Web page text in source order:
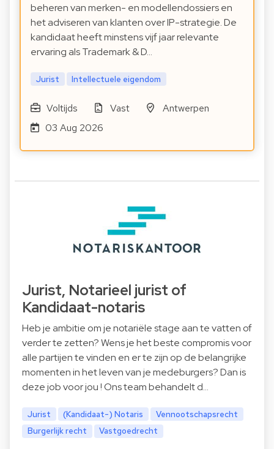
beheren van merken- en modellendossiers en
het adviseren van klanten over IP-strategie. De
kandidaat heeft minstens vijf jaar relevante
ervaring als Trademark & D…
Jurist Intellectuele eigendom
Voltijds Vast
Antwerpen
03 Aug 2026
Jurist, Notarieel jurist of
Kandidaat-notaris
Heb je ambitie om je notariële stage aan te vatten of
verder te zetten? Wens je het beste compromis voor
alle partijen te vinden en er te zijn op de belangrijke
momenten in het leven van je medeburgers? Dan is
deze job voor jou ! Ons team behandelt d…
Jurist (Kandidaat-) Notaris
Vennootschapsrecht
Burgerlijk recht
Vastgoedrecht